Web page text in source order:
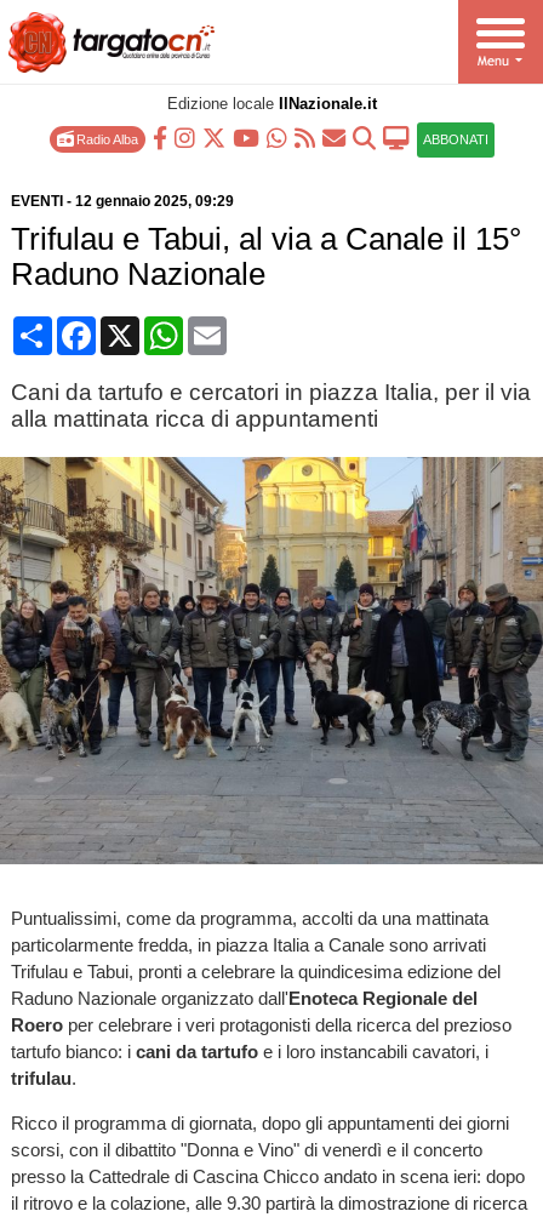
Edizione locale IlNazionale.it
Radio Alba ABBONATI
EVENTI - 12 gennaio 2025, 09:29
Trifulau e Tabui, al via a Canale il 15°
Raduno Nazionale
CondividiFacebook
X WhatsApp
Email
Cani da tartufo e cercatori in piazza Italia, per il via
alla mattinata ricca di appuntamenti
Puntualissimi, come da programma, accolti da una mattinata
particolarmente fredda, in piazza Italia a Canale sono arrivati
Trifulau e Tabui, pronti a celebrare la quindicesima edizione del
Raduno Nazionale organizzato dall'Enoteca Regionale del
Roeroper celebrare i veri protagonisti della ricerca del prezioso
tartufo bianco: i cani da tartufoe i loro instancabili cavatori, i
trifulau.
Ricco il programma di giornata, dopo gli appuntamenti dei giorni
scorsi, con il dibattito "Donna e Vino" di venerdì e il concerto
presso la Cattedrale di Cascina Chicco andato in scena ieri: dopo
il ritrovo e la colazione, alle 9.30 partirà la dimostrazione di ricerca